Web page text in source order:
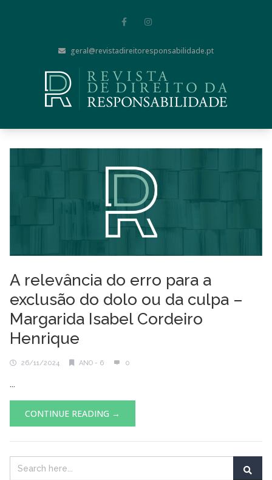
geral@revistadireitoresponsabilidade.pt
A relevância do erro para a
exclusão do dolo ou da culpa –
Margarida Isabel Cordeiro
Henrique
26/11/2024 ANO - 6 0
...
CONTINUE READING →